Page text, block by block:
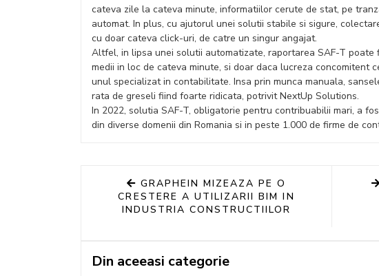
cateva zile la cateva minute, informatiilor cerute de stat, pe
automat. In plus, cu ajutorul unei solutii stabile si sigure,
cu doar cateva click-uri, de catre un singur angajat.
Altfel, in lipsa unei solutii automatizate, raportarea SAF-T
medii in loc de cateva minute, si doar daca lucreza concomitent
unul specializat in contabilitate. Insa prin munca manuala,
rata de greseli fiind foarte ridicata, potrivit NextUp Solutions.
In 2022, solutia SAF-T, obligatorie pentru contribuabilii mari, a
din diverse domenii din Romania si in peste 1.000 de firme de
GRAPHEIN MIZEAZA PE O
CRESTERE A UTILIZARII BIM IN
INDUSTRIA CONSTRUCTIILOR
Din aceeasi categorie